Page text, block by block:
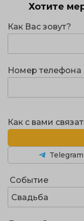
Хотите
Как Вас зовут?
Номер телефона
Событие
Свадьба
Как с вами
Telegram